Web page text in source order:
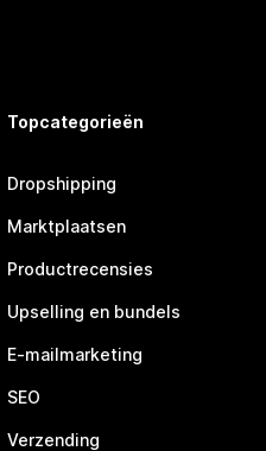
Topcategorieën
Dropshipping
Marktplaatsen
Productrecensies
Upselling en bundels
E-mailmarketing
SEO
Verzending